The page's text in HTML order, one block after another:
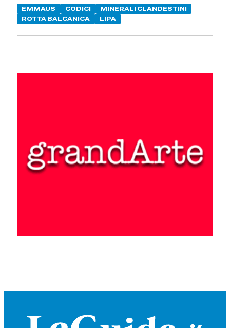
EMMAUS CODICI
MINERALI CLANDESTINI
ROTTA BALCANICA
LIPA